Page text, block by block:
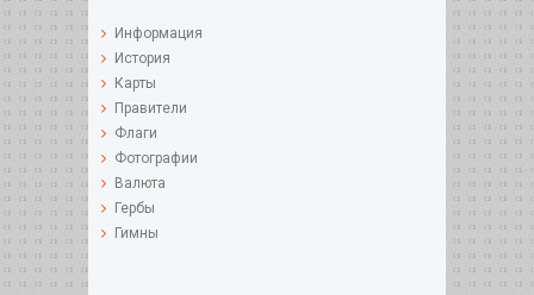
Информация
История
Карты
Правители
Флаги
Фотографии
Валюта
Гербы
Гимны